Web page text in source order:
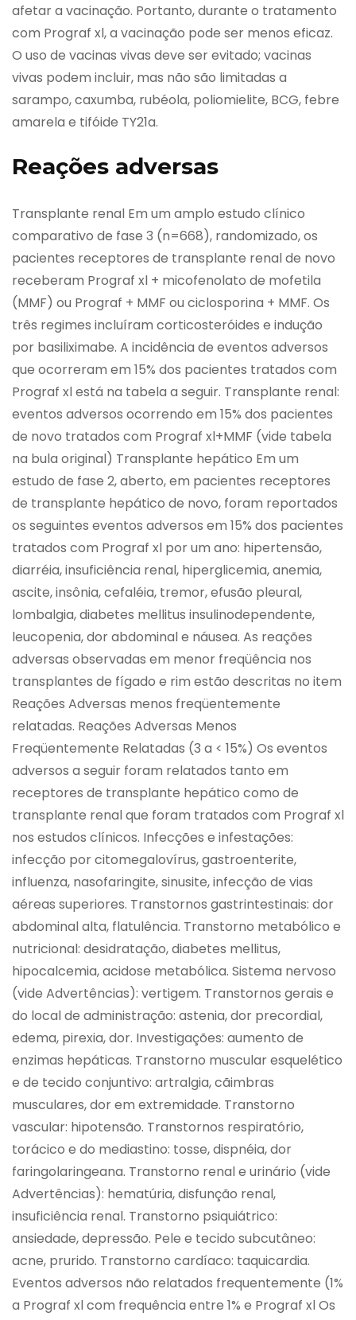
afetar a vacinação. Portanto, durante o tratamento
com Prograf xl, a vacinação pode ser menos eficaz.
O uso de vacinas vivas deve ser evitado; vacinas
vivas podem incluir, mas não são limitadas a
sarampo, caxumba, rubéola, poliomielite, BCG, febre
amarela e tifóide TY21a.
Reações adversas
Transplante renal Em um amplo estudo clínico
comparativo de fase 3 (n=668), randomizado, os
pacientes receptores de transplante renal de novo
receberam Prograf xl + micofenolato de mofetila
(MMF) ou Prograf + MMF ou ciclosporina + MMF. Os
três regimes incluíram corticosteróides e indução
por basiliximabe. A incidência de eventos adversos
que ocorreram em 15% dos pacientes tratados com
Prograf xl está na tabela a seguir. Transplante renal:
eventos adversos ocorrendo em 15% dos pacientes
de novo tratados com Prograf xl+MMF (vide tabela
na bula original) Transplante hepático Em um
estudo de fase 2, aberto, em pacientes receptores
de transplante hepático de novo, foram reportados
os seguintes eventos adversos em 15% dos pacientes
tratados com Prograf xl por um ano: hipertensão,
diarréia, insuficiência renal, hiperglicemia, anemia,
ascite, insônia, cefaléia, tremor, efusão pleural,
lombalgia, diabetes mellitus insulinodependente,
leucopenia, dor abdominal e náusea. As reações
adversas observadas em menor freqüência nos
transplantes de fígado e rim estão descritas no item
Reações Adversas menos freqüentemente
relatadas. Reações Adversas Menos
Freqüentemente Relatadas (3 a < 15%) Os eventos
adversos a seguir foram relatados tanto em
receptores de transplante hepático como de
transplante renal que foram tratados com Prograf xl
nos estudos clínicos. Infecções e infestações:
infecção por citomegalovírus, gastroenterite,
influenza, nasofaringite, sinusite, infecção de vias
aéreas superiores. Transtornos gastrintestinais: dor
abdominal alta, flatulência. Transtorno metabólico e
nutricional: desidratação, diabetes mellitus,
hipocalcemia, acidose metabólica. Sistema nervoso
(vide Advertências): vertigem. Transtornos gerais e
do local de administração: astenia, dor precordial,
edema, pirexia, dor. Investigações: aumento de
enzimas hepáticas. Transtorno muscular esquelético
e de tecido conjuntivo: artralgia, cãimbras
musculares, dor em extremidade. Transtorno
vascular: hipotensão. Transtornos respiratório,
torácico e do mediastino: tosse, dispnéia, dor
faringolaringeana. Transtorno renal e urinário (vide
Advertências): hematúria, disfunção renal,
insuficiência renal. Transtorno psiquiátrico:
ansiedade, depressão. Pele e tecido subcutâneo:
acne, prurido. Transtorno cardíaco: taquicardia.
Eventos adversos não relatados frequentemente (1%
a Prograf xl com frequência entre 1% e Prograf xl Os